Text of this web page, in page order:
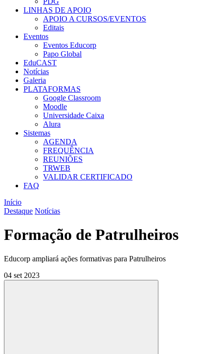
LINHAS DE APOIO
APOIO A CURSOS/EVENTOS
Editais
Eventos
Eventos Educorp
Papo Global
EduCAST
Notícias
Galeria
PLATAFORMAS
Google Classroom
Moodle
Universidade Caixa
Alura
Sistemas
AGENDA
FREQUÊNCIA
REUNIÕES
TRWEB
VALIDAR CERTIFICADO
FAQ
Início
Destaque Notícias
Formação de Patrulheiros
Educorp ampliará ações formativas para Patrulheiros
04 set 2023